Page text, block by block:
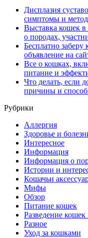
Дисплазия
симптомы и
Выставка кошек в
о породах,
Бесплатно
объявление на
Все о кошках,
питание и
Что делать, если
причины и
Рубрики
Аллергия
Здоровье и
Интересное
Информация
Информация о
Истории и
Кошачьи
Мифы
Обзор
Питание кошек
Разведение кошек
Разное
Уход за кошками